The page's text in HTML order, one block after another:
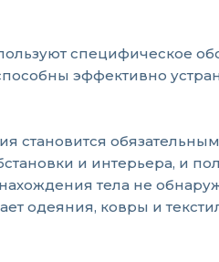
специфическое
эффективно
становится
и интерьера, и
тела не
одеяния, ковры и